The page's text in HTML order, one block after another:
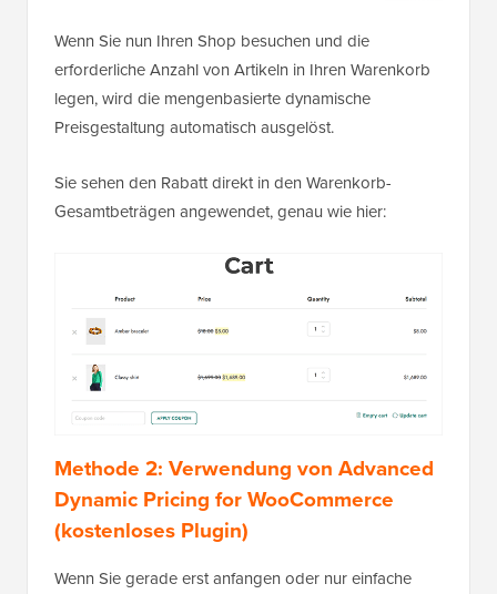
Wenn Sie nun Ihren Shop besuchen und die
erforderliche Anzahl von Artikeln in Ihren Warenkorb
legen, wird die mengenbasierte dynamische
Preisgestaltung automatisch ausgelöst.
Sie sehen den Rabatt direkt in den Warenkorb-
Gesamtbeträgen angewendet, genau wie hier:
Methode 2: Verwendung von Advanced
Dynamic Pricing for WooCommerce
(kostenloses Plugin)
Wenn Sie gerade erst anfangen oder nur einfache